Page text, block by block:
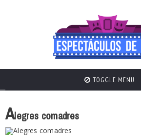
TOGGLE MENU
Alegres comadres